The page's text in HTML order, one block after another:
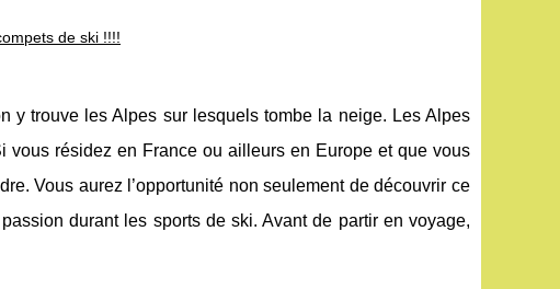
de ski !!!!
y trouve les Alpes sur lesquels tombe la neige. Les Alpes
résidez en France ou ailleurs en Europe et que vous
Vous aurez l’opportunité non seulement de découvrir ce
durant les sports de ski. Avant de partir en voyage,